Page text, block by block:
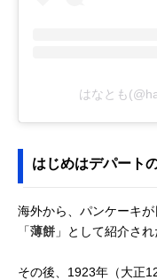
はなとも
はじめはデパート
海外から、パンケーキ
「薄餅 」として紹介さ
その後、1923年（大正